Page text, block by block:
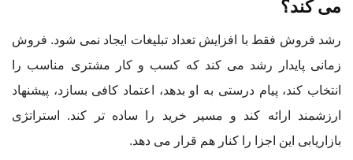
می کند؟
رشد فروش فقط با افزایش تعداد تبلیغات ایجاد نمی شود. فروش
زمانی پایدار رشد می کند که کسب و کار مشتری مناسب را
انتخاب کند، پیام درستی به او بدهد، اعتماد کافی بسازد، پیشنهاد
ارزشمند ارائه کند و مسیر خرید را ساده تر کند. استراتژی
بازاریابی این اجزا را کنار هم قرار می دهد.